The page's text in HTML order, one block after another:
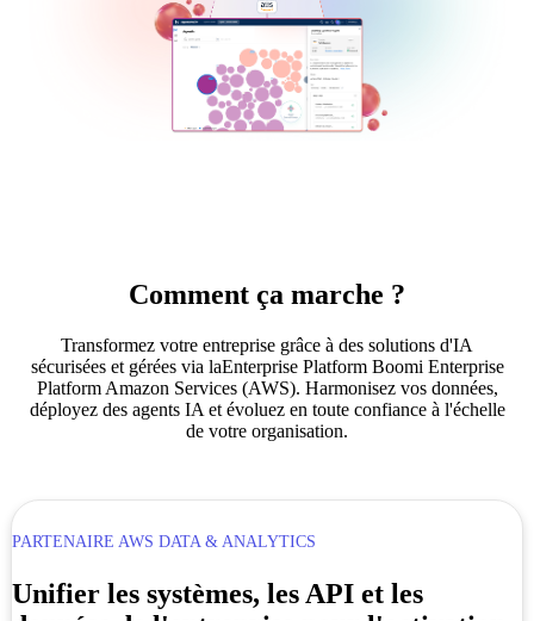
Comment ça marche ?
Transformez votre entreprise grâce à des solutions d'IA
sécurisées et gérées via laEnterprise Platform Boomi Enterprise
Platform Amazon Services (AWS). Harmonisez vos données,
déployez des agents IA et évoluez en toute confiance à l'échelle
de votre organisation.
PARTENAIRE AWS DATA & ANALYTICS
Unifier les systèmes, les API et les